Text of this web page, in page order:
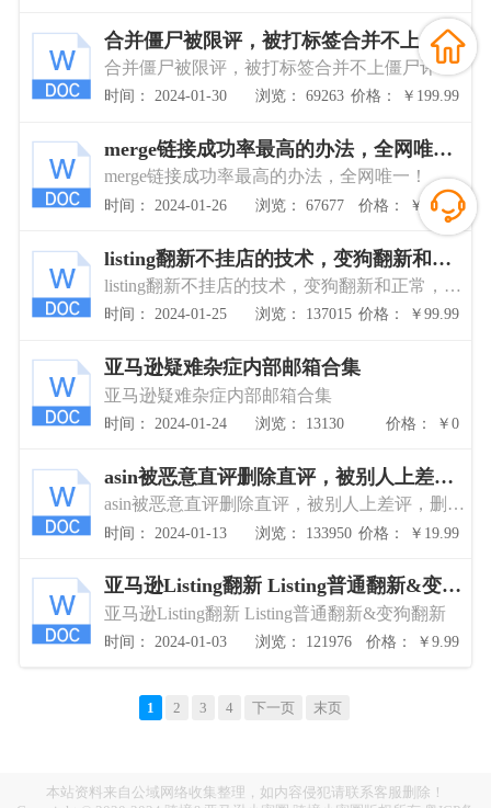
合并僵尸被限评，被打标签合并不上僵尸
评论不共享，突破完毕
合并僵尸被限评，被打标签合并不上僵尸评论
不共享，突破完毕
时间： 2024-01-30 浏览： 69263 价格： ￥199.99
merge链接成功率最高的办法，全网唯
一！
merge链接成功率最高的办法，全网唯一！
时间： 2024-01-26 浏览： 67677 价格： ￥99.99
listing翻新不挂店的技术，变狗翻新和正
常，B0翻，强翻
listing翻新不挂店的技术，变狗翻新和正常，B0
翻，强翻
时间： 2024-01-25 浏览： 137015 价格： ￥99.99
亚马逊疑难杂症内部邮箱合集
亚马逊疑难杂症内部邮箱合集
时间： 2024-01-24 浏览： 13130 价格： ￥0
asin被恶意直评删除直评，被别人上差
评，删差评
asin被恶意直评删除直评，被别人上差评，删差
评
时间： 2024-01-13 浏览： 133950 价格： ￥19.99
亚马逊Listing翻新 Listing普通翻新&变狗
翻新
亚马逊Listing翻新 Listing普通翻新&变狗翻新
时间： 2024-01-03 浏览： 121976 价格： ￥9.99
1 2 3 4 下一页 末页
本站资料来自公域网络收集整理，如内容侵犯请联系客服删除！